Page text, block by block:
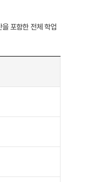
포함한 전체 학업